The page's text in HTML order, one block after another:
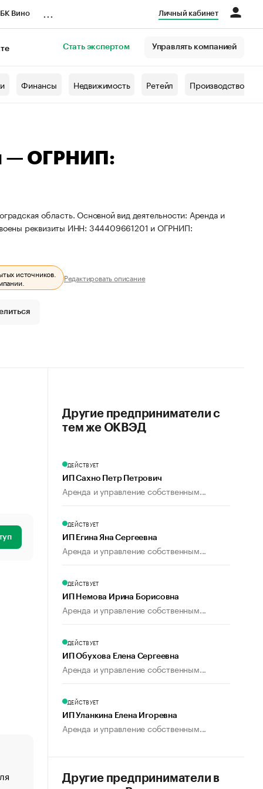
Вино Личный кабинет
Стать экспертом Управлять компанией
Финансы Недвижимость Ретейл Производство
— ОГРНИП:
область. Основной вид деятельности: Аренда и
реквизиты ИНН: 344409661201 и ОГРНИП:
источников.
Редактировать описание
«От спорта тело стареет иначе». Как живет глава
Другие предприниматели с
тем же ОКВЭД
ДЕЙСТВУЕТ
ИП Сахно Петр Петрович
Аренда и управление собственным...
ДЕЙСТВУЕТ
ИП Егина Яна Сергеевна
Аренда и управление собственным...
ДЕЙСТВУЕТ
ИП Немова Ирина Борисовна
Аренда и управление собственным...
ДЕЙСТВУЕТ
ИП Обухова Елена Сергеевна
Аренда и управление собственным...
ДЕЙСТВУЕТ
ИП Уланкина Елена Игоревна
Аренда и управление собственным...
Другие предприниматели в